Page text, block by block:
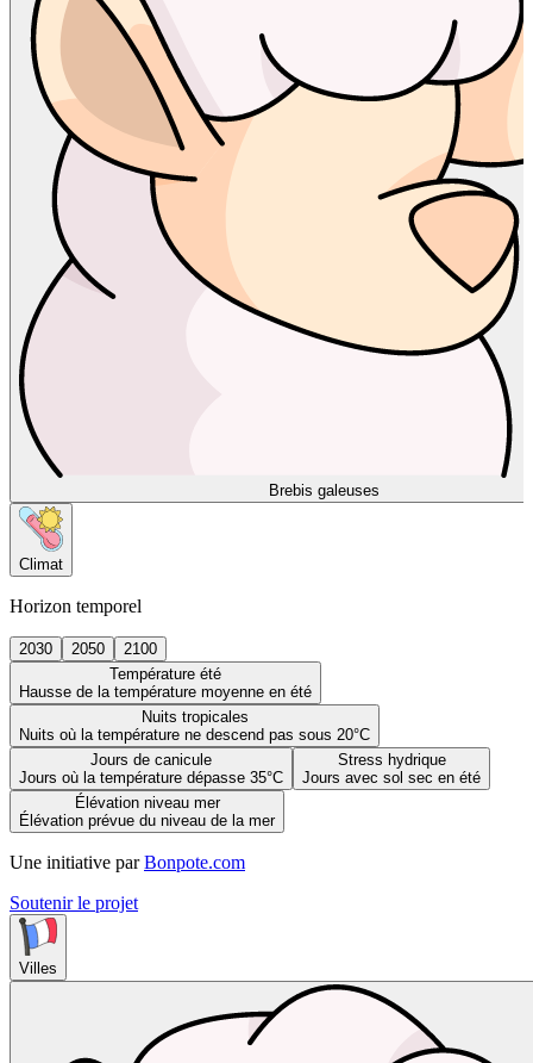
Brebis galeuses
Climat
Horizon temporel
2030 2050
2100
Température été
Hausse de la température moyenne en été
Nuits tropicales
Nuits où la température ne descend pas sous 20°C
Jours de canicule
Jours où la température dépasse 35°C
Stress hydrique
Jours avec sol sec en été
Élévation niveau mer
Élévation prévue du niveau de la mer
Une initiative par Bonpote.com
Soutenir le projet
Villes